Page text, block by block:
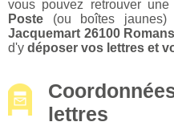
vous pouvez retrouver une
Poste (ou boîtes jaunes)
Jacquemart 26100
d'y déposer vos lettres et
lettres